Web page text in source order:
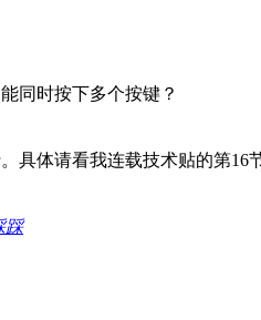
同时按下多个按键？
具体请看我连载技术贴的第16
踩